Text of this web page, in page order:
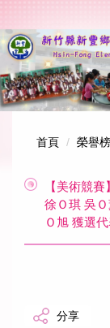
到
主
要
內
容
區
首頁 榮譽榜
【美術競
徐Ｏ琪 吳
Ｏ旭 獲選
分享